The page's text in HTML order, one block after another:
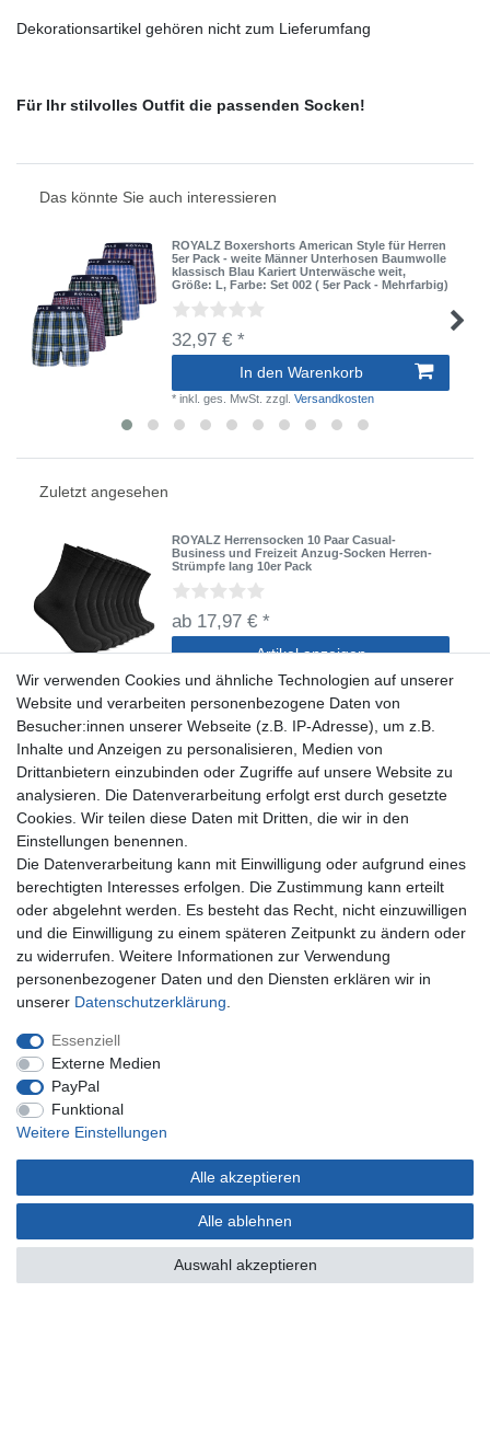
Dekorationsartikel gehören nicht zum Lieferumfang
Für Ihr stilvolles Outfit die passenden Socken!
Das könnte Sie auch interessieren
ROYALZ Boxershorts American Style für Herren
5er Pack - weite Männer Unterhosen Baumwolle
klassisch Blau Kariert Unterwäsche weit,
Größe: L, Farbe: Set 002 ( 5er Pack - Mehrfarbig)
32,97 € *
In den Warenkorb
*inkl. ges. MwSt. zzgl.Versandkosten
Zuletzt angesehen
ROYALZ Herrensocken 10 Paar Casual-
Business und Freizeit Anzug-Socken Herren-
Strümpfe lang 10er Pack
ab 17,97 € *
Artikel anzeigen
*inkl. ges. MwSt.zzgl.Versandkosten
Shop
Zahlung und Versand
Widerrufsrecht
Hilfe
Mein Konto
AGB Kundeninformationen
Impressum
Zahlung und Versand
Wir verwenden Cookies und ähnliche Technologien auf unserer
Website und verarbeiten personenbezogene Daten von
Besucher:innen unserer Webseite (z.B. IP-Adresse), um z.B.
Inhalte und Anzeigen zu personalisieren, Medien von
Drittanbietern einzubinden oder Zugriffe auf unsere Website zu
analysieren. Die Datenverarbeitung erfolgt erst durch gesetzte
Cookies. Wir teilen diese Daten mit Dritten, die wir in den
Einstellungen benennen.
Die Datenverarbeitung kann mit Einwilligung oder aufgrund eines
berechtigten Interesses erfolgen. Die Zustimmung kann erteilt
oder abgelehnt werden. Es besteht das Recht, nicht einzuwilligen
und die Einwilligung zu einem späteren Zeitpunkt zu ändern oder
zu widerrufen. Weitere Informationen zur Verwendung
personenbezogener Daten und den Diensten erklären wir in
unserer Daten­schutz­erklärung
Essenziell
Externe Medien
PayPal
Funktional
Weitere Einstellungen
Alle akzeptieren
Alle ablehnen
Auswahl akzeptieren